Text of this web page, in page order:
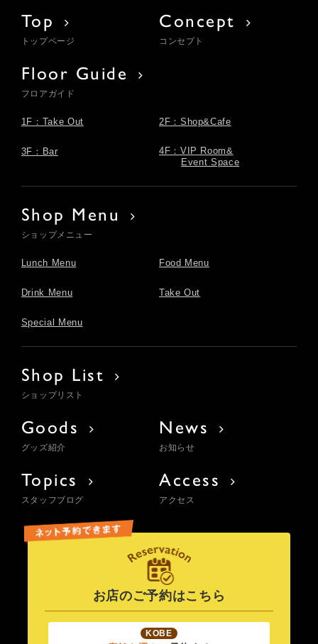
Top
トップページ
Concept
コンセプト
Floor Guide
フロアガイド
1F：Take Out 2F：Shop&Cafe
3F：Bar
4F：VIP Room&
Event Space
Shop Menu
ショップメニュー
Lunch Menu Food Menu
Drink Menu Take Out
Special Menu
Shop List
ショップリスト
Goods
グッズ紹介
News
お知らせ
Topics
スタッフブログ
Access
アクセス
お店のご予約はこちら
KOBE